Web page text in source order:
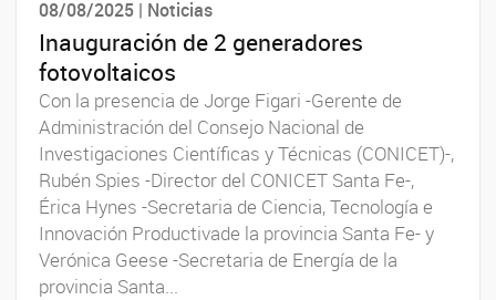
08/08/2025 | Noticias
Inauguración de 2 generadores
fotovoltaicos
Con la presencia de Jorge Figari -Gerente de
Administración del Consejo Nacional de
Investigaciones Científicas y Técnicas (CONICET)-,
Rubén Spies -Director del CONICET Santa Fe-,
Érica Hynes -Secretaria de Ciencia, Tecnología e
Innovación Productivade la provincia Santa Fe- y
Verónica Geese -Secretaria de Energía de la
provincia Santa...